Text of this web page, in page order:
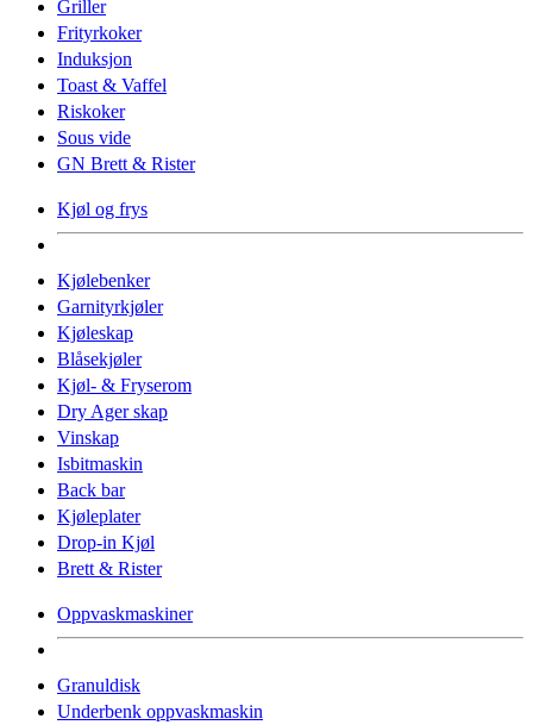
Griller
Frityrkoker
Induksjon
Toast & Vaffel
Riskoker
Sous vide
GN Brett & Rister
Kjøl og frys
Kjølebenker
Garnityrkjøler
Kjøleskap
Blåsekjøler
Kjøl- & Fryserom
Dry Ager skap
Vinskap
Isbitmaskin
Back bar
Kjøleplater
Drop-in Kjøl
Brett & Rister
Oppvaskmaskiner
Granuldisk
Underbenk oppvaskmaskin